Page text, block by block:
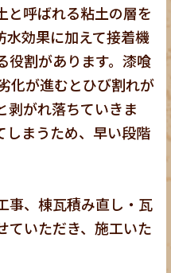
と呼ばれる粘土の層を
水効果に加えて接着機
役割があります。漆喰
化が進むとひび割れが
剥がれ落ちていきま
しまうため、早い段階
事、棟瓦積み直し・瓦
ていただき、施工いた